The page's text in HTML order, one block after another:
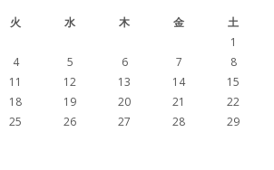
火 水 木 金
土
1
4 5 6 7
8
11 12 13 14
15
18 19 20 21
22
25 26 27 28
29